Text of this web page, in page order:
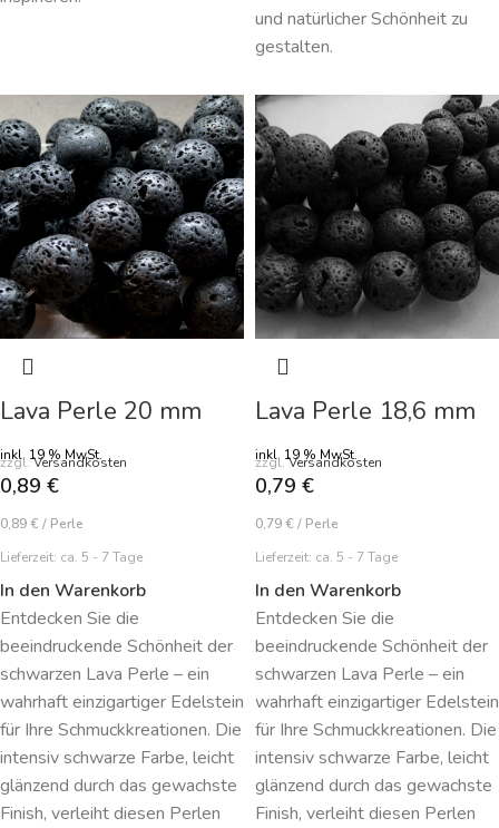
und natürlicher Schönheit zu
gestalten.
Lava Perle 20 mm
inkl. 19 % MwSt.
zzgl.Versandkosten
0,89 €
0,89 € / Perle
Lieferzeit: ca. 5 - 7 Tage
In den Warenkorb
Entdecken Sie die
beeindruckende Schönheit der
schwarzen Lava Perle – ein
wahrhaft einzigartiger Edelstein
für Ihre Schmuckkreationen. Die
intensiv schwarze Farbe, leicht
glänzend durch das gewachste
Finish, verleiht diesen Perlen
Lava Perle 18,6 mm
inkl. 19 % MwSt.
zzgl.Versandkosten
0,79 €
0,79 € / Perle
Lieferzeit: ca. 5 - 7 Tage
In den Warenkorb
Entdecken Sie die
beeindruckende Schönheit der
schwarzen Lava Perle – ein
wahrhaft einzigartiger Edelstein
für Ihre Schmuckkreationen. Die
intensiv schwarze Farbe, leicht
glänzend durch das gewachste
Finish, verleiht diesen Perlen